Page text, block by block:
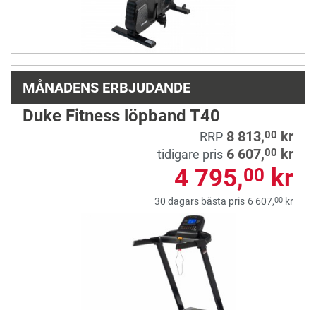
MÅNADENS ERBJUDANDE
Duke Fitness löpband T40
RRP 8 813,00 kr
tidigare pris 6 607,00 kr
4 795,00 kr
30 dagars bästa pris 6 607,00 kr